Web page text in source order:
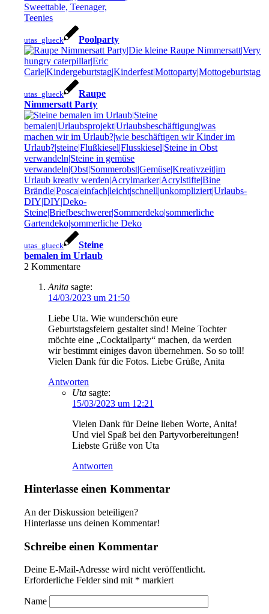
utas_glueck Poolparty
utas_glueck
Raupe
Nimmersatt Party
utas_glueck
Steine
bemalen im Urlaub
2 Kommentare
Anita sagte:
14/03/2023 um 21:50
Liebe Uta. Wie wunderschön eure
Geburtstagsfeiern gestaltet sind! Meine Tochter
möchte eine „Cocktailparty“ machen, da werden
wir bestimmt einiges davon übernehmen. So so toll!
Vielen Dank für die Fotos. Liebe Grüße, Anita
Antworten
Uta sagte:
15/03/2023 um 12:21
Vielen Dank für Deine lieben Worte, Anita!
Und viel Spaß bei den Partyvorbereitungen!
Liebste Grüße von Uta
Antworten
Hinterlasse einen Kommentar
An der Diskussion beteiligen?
Hinterlasse uns deinen Kommentar!
Schreibe einen Kommentar
Deine E-Mail-Adresse wird nicht veröffentlicht.
Erforderliche Felder sind mit * markiert
Name